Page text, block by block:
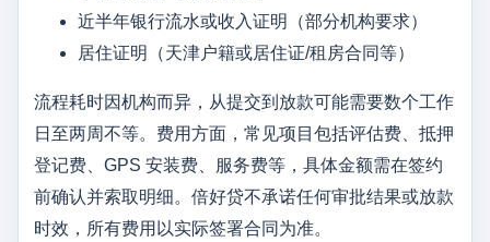
近半年银行流水或收入证明（部分机构要求）
居住证明（天津户籍或居住证/租房合同等）
流程耗时因机构而异，从提交到放款可能需要数个工作
日至两周不等。费用方面，常见项目包括评估费、抵押
登记费、GPS 安装费、服务费等，具体金额需在签约
前确认并索取明细。倍好贷不承诺任何审批结果或放款
时效，所有费用以实际签署合同为准。